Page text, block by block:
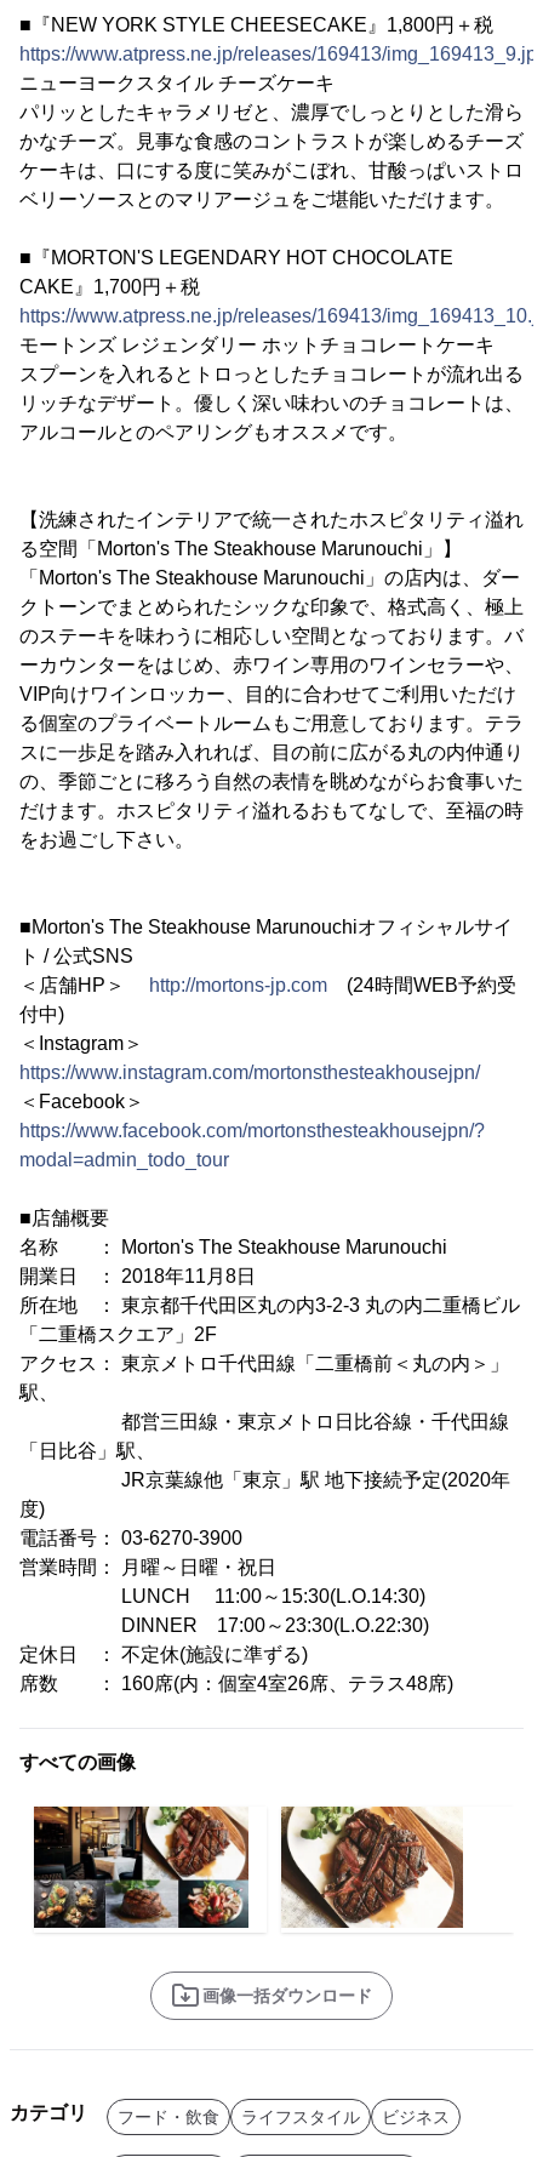
■『NEW YORK STYLE CHEESECAKE』1,800円＋税
https://www.atpress.ne.jp/releases/169413/
ニューヨークスタイル チーズケーキ
パリッとしたキャラメリゼと、濃厚でしっとりとした滑ら
かなチーズ。見事な食感のコントラストが楽しめるチーズ
ケーキは、口にする度に笑みがこぼれ、甘酸っぱいストロ
ベリーソースとのマリアージュをご堪能いただけます。
■『MORTON'S LEGENDARY HOT CHOCOLATE
CAKE』1,700円＋税
https://www.atpress.ne.jp/releases/169413/
モートンズ レジェンダリー ホットチョコレートケーキ
スプーンを入れるとトロっとしたチョコレートが流れ出る
リッチなデザート。優しく深い味わいのチョコレートは、
アルコールとのペアリングもオススメです。
【洗練されたインテリアで統一されたホスピタリティ溢れ
る空間「Morton's The Steakhouse Marunouchi」】
「Morton's The Steakhouse Marunouchi」の店内は、ダー
クトーンでまとめられたシックな印象で、格式高く、極上
のステーキを味わうに相応しい空間となっております。バ
ーカウンターをはじめ、赤ワイン専用のワインセラーや、
VIP向けワインロッカー、目的に合わせてご利用いただけ
る個室のプライベートルームもご用意しております。テラ
スに一歩足を踏み入れれば、目の前に広がる丸の内仲通り
の、季節ごとに移ろう自然の表情を眺めながらお食事いた
だけます。ホスピタリティ溢れるおもてなしで、至福の時
をお過ごし下さい。
■Morton's The Steakhouse Marunouchiオフィシャルサイ
ト / 公式SNS
＜店舗HP＞
http://mortons-jp.com (24時間WEB予約受
付中)
＜Instagram＞
https://www.instagram.com/mortonsthesteakhousejpn/
＜Facebook＞
https://www.facebook.com/mortonsthesteakhousejpn/?
modal=admin_todo_tour
■店舗概要
名称 ： Morton's The Steakhouse Marunouchi
開業日 ： 2018年11月8日
所在地 ： 東京都千代田区丸の内3-2-3 丸の内二重橋ビル
「二重橋スクエア」2F
アクセス： 東京メトロ千代田線「二重橋前＜丸の内＞」
駅、
都営三田線・東京メトロ日比谷線・千代田線
「日比谷」駅、
JR京葉線他「東京」駅 地下接続予定(2020年
度)
電話番号： 03-6270-3900
営業時間： 月曜～日曜・祝日
LUNCH 11:00～15:30(L.O.14:30)
DINNER 17:00～23:30(L.O.22:30)
定休日 ： 不定休(施設に準ずる)
席数 ： 160席(内：個室4室26席、テラス48席)
すべての画像
画像一括ダウンロード
カテゴリ フード・飲食 ライフスタイル ビジネス